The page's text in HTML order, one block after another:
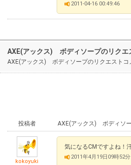
2011-04-16 00:49:46
AXE(アックス) ボディソープのリクエ
AXE(アックス) ボディソープのリクエストコ
投稿者 AXE(アックス) ボディソ
kokoyuki
気になるCMですよね！
2011年4月19日09時52分